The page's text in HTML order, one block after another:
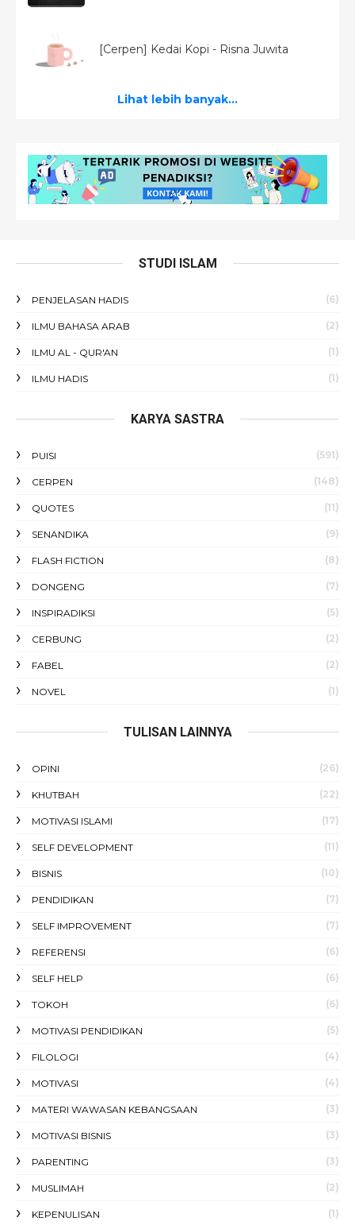
[Cerpen] Kedai Kopi - Risna Juwita
Lihat lebih banyak...
STUDI ISLAM
PENJELASAN HADIS (6)
ILMU BAHASA ARAB (2)
ILMU AL - QUR'AN (1)
ILMU HADIS (1)
KARYA SASTRA
PUISI (591)
CERPEN (148)
QUOTES (11)
SENANDIKA (9)
FLASH FICTION (8)
DONGENG (7)
INSPIRADIKSI (5)
CERBUNG (2)
FABEL (2)
NOVEL (1)
TULISAN LAINNYA
OPINI (26)
KHUTBAH (22)
MOTIVASI ISLAMI (17)
SELF DEVELOPMENT (11)
BISNIS (10)
PENDIDIKAN (7)
SELF IMPROVEMENT (7)
REFERENSI (6)
SELF HELP (6)
TOKOH (6)
MOTIVASI PENDIDIKAN (5)
FILOLOGI (4)
MOTIVASI (4)
MATERI WAWASAN KEBANGSAAN (3)
MOTIVASI BISNIS (3)
PARENTING (3)
MUSLIMAH (2)
KEPENULISAN (1)